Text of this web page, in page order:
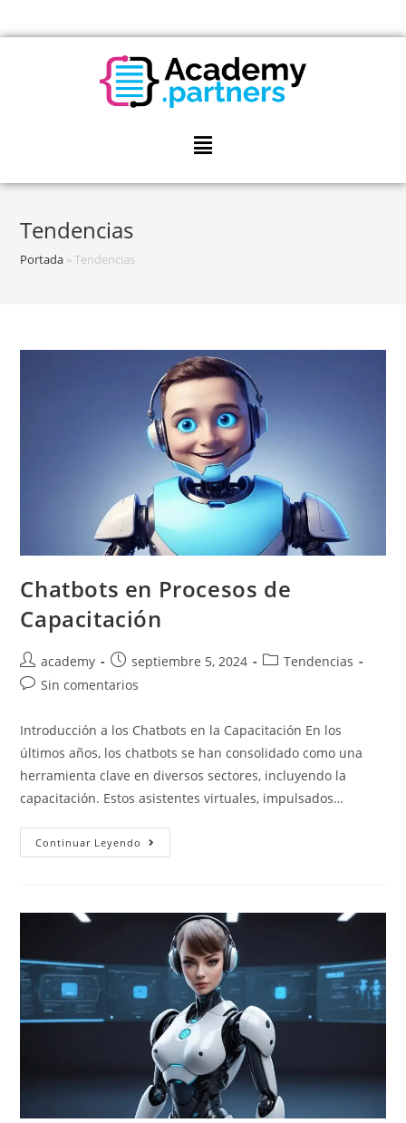
Tendencias
Portada »Tendencias
Chatbots en Procesos de
Capacitación
academy septiembre 5, 2024
Tendencias
Sin comentarios
Introducción a los Chatbots en la Capacitación En los
últimos años, los chatbots se han consolidado como una
herramienta clave en diversos sectores, incluyendo la
capacitación. Estos asistentes virtuales, impulsados…
Continuar Leyendo